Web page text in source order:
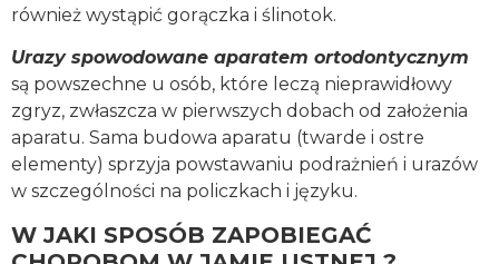
również wystąpić gorączka i ślinotok.
Urazy spowodowane aparatem ortodontycznym
są powszechne u osób, które leczą nieprawidłowy
zgryz, zwłaszcza w pierwszych dobach od założenia
aparatu. Sama budowa aparatu (twarde i ostre
elementy) sprzyja powstawaniu podrażnień i urazów
w szczególności na policzkach i języku.
W JAKI SPOSÓB ZAPOBIEGAĆ